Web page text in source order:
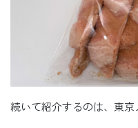
続いて紹介するのは、東京